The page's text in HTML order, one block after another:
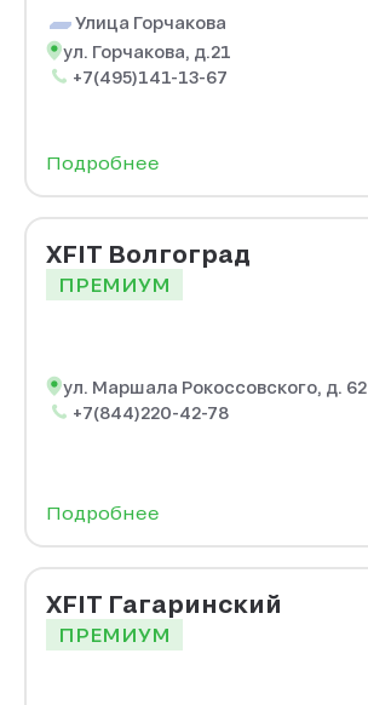
Улица Горчакова
ул. Горчакова, д.21
+7(495)141-13-67
Подробнее
XFIT Волгоград
ПРЕМИУМ
ул. Маршала Рокоссовского, д. 62
+7(844)220-42-78
Подробнее
XFIT Гагаринский
ПРЕМИУМ